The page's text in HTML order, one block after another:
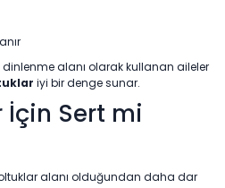
alanı olarak kullanan aileler
iyi bir denge sunar.
İçin Sert mi
alanı olduğundan daha dar